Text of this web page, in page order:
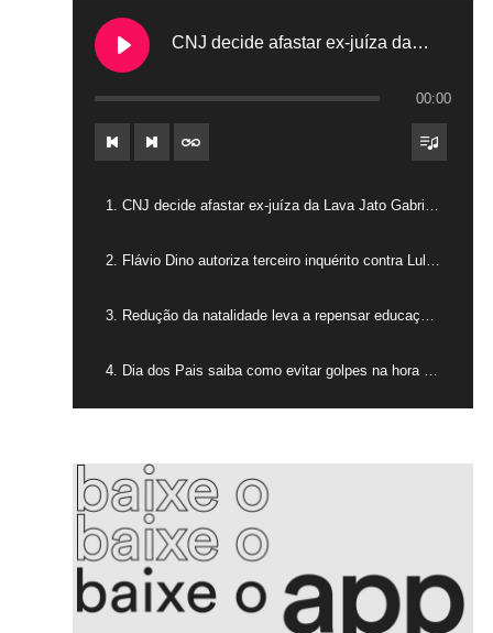
CNJ decide afastar ex-juíza da Lava Jato Gabriela Hardt por dois anos
00:00